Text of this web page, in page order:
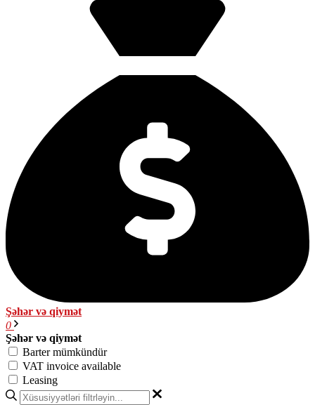
Şəhər və qiymət
0
Şəhər və qiymət
Barter mümkündür
VAT invoice available
Leasing